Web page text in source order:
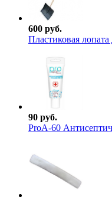
600 руб.
Пластиковая
90 руб.
ProА-60